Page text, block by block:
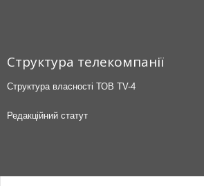
Структура телекомпанії
Структура власності ТОВ TV-4
Редакційний статут